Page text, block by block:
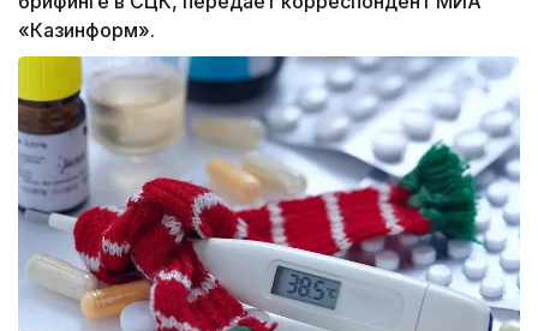
«Казинформ».